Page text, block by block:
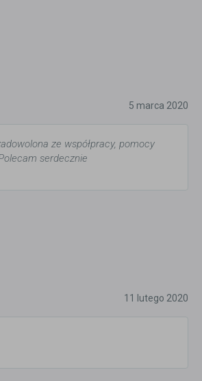
5 marca 2020
ze współpracy, pomocy
serdecznie
11 lutego 2020